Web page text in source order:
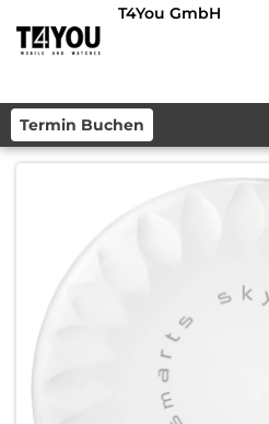
T4You GmbH
Termin Buchen